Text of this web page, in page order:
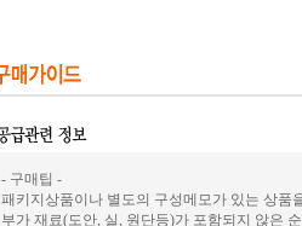
- 구매팁 -
패키지상품이나 별도의 구성메모가 있는 상품
부가 재료(도안, 실, 원단등)가 포함되지 않은